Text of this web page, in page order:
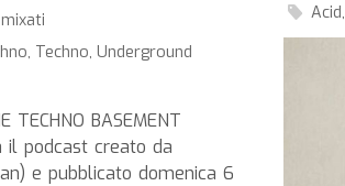
, Techno,Underground
TECHNO BASEMENT
il podcast creato da
e pubblicato domenica 6
Acid,